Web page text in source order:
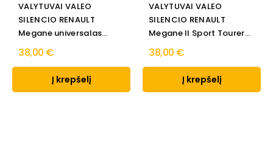
VALYTUVAI VALEO
SILENCIO RENAULT
Megane universalas
2003 → 2009
38,00 €
Į krepšelį
VALYTUVAI VALEO
SILENCIO RENAULT
Megane II Sport Tourer
2003 →...
38,00 €
Į krepšelį